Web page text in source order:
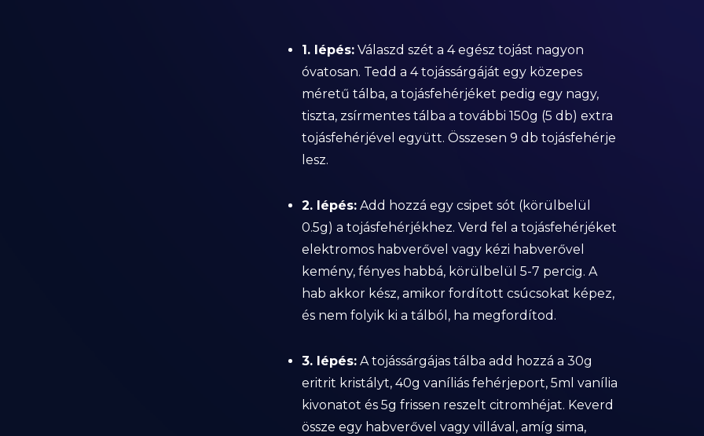
1. lépés: Válaszd szét a 4 egész tojást nagyon
óvatosan. Tedd a 4 tojássárgáját egy közepes
méretű tálba, a tojásfehérjéket pedig egy nagy,
tiszta, zsírmentes tálba a további 150g (5 db) extra
tojásfehérjével együtt. Összesen 9 db tojásfehérje
lesz.
2. lépés: Add hozzá egy csipet sót (körülbelül
0.5g) a tojásfehérjékhez. Verd fel a tojásfehérjéket
elektromos habverővel vagy kézi habverővel
kemény, fényes habbá, körülbelül 5-7 percig. A
hab akkor kész, amikor fordított csúcsokat képez,
és nem folyik ki a tálból, ha megfordítod.
3. lépés: A tojássárgájas tálba add hozzá a 30g
eritrit kristályt, 40g vaníliás fehérjeport, 5ml vanília
kivonatot és 5g frissen reszelt citromhéjat. Keverd
össze egy habverővel vagy villával, amíg sima,